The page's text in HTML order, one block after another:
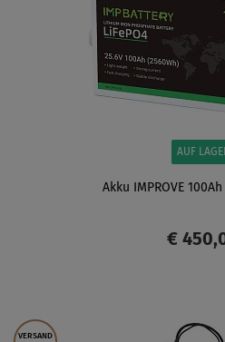
AUF
Akku IMPROVE
€
VERSAND